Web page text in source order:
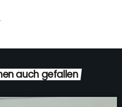
auch gefallen